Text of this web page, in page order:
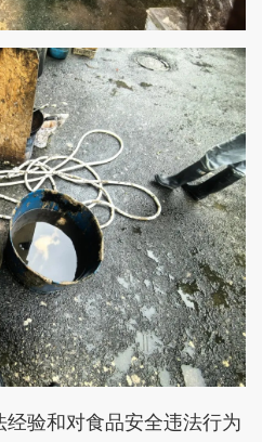
验和对食品安全违法行为